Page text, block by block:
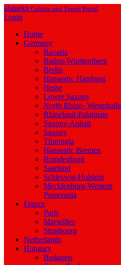
alaturka Culture and Travel Portal
Login
Home
Germany
Bavaria
Baden-Württemberg
Berlin
Hanseatic Hamburg
Hesse
Lower Saxony
North Rhine- Westphalia
Rhineland-Palatinate
Saxony-Anhalt
Saxony
Thuringia
Hanseatic Bremen
Brandenburg
Saarland
Schleswig-Holstein
Mecklenburg-Western
Pomerania
France
Paris
Marseilles
Strasbourg
Netherlands
Hungary
Budapest